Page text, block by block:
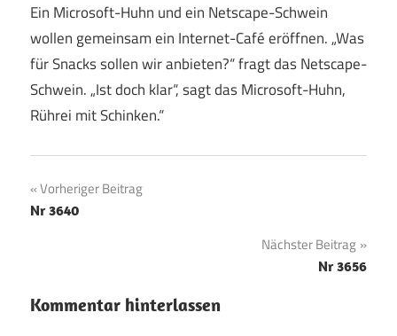
Ein Microsoft-Huhn und ein Netscape-Schwein
wollen gemeinsam ein Internet-Café eröffnen. „Was
für Snacks sollen wir anbieten?“ fragt das Netscape-
Schwein. „Ist doch klar“, sagt das Microsoft-Huhn,
Rührei mit Schinken.“
Beitragsnavigation
Vorheriger Beitrag
Nr 3640
Nächster Beitrag
Nr 3656
Kommentar hinterlassen